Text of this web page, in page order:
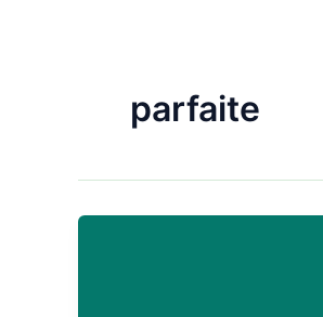
parfaite